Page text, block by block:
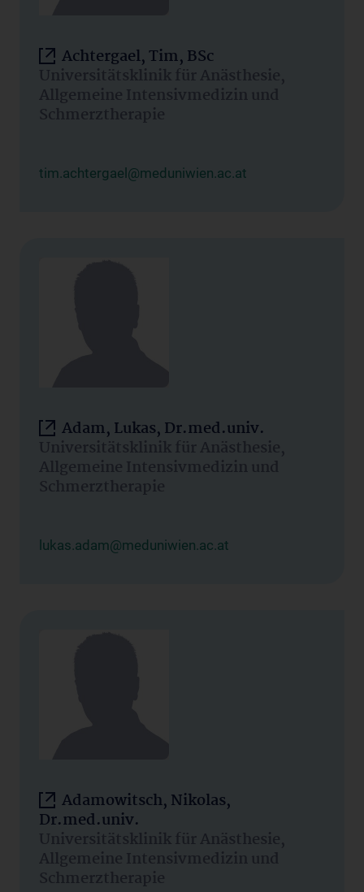
Achtergael, Tim, BSc
Universitätsklinik für Anästhesie,
Allgemeine Intensivmedizin und
Schmerztherapie
tim.achtergael@meduniwien.ac.at
Adam, Lukas, Dr.med.univ.
Universitätsklinik für Anästhesie,
Allgemeine Intensivmedizin und
Schmerztherapie
lukas.adam@meduniwien.ac.at
Adamowitsch, Nikolas,
Dr.med.univ.
Universitätsklinik für Anästhesie,
Allgemeine Intensivmedizin und
Schmerztherapie